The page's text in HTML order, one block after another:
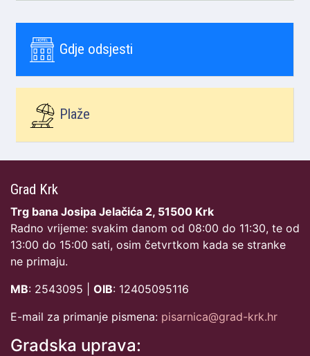
Gdje odsjesti
Plaže
Grad Krk
Trg bana Josipa Jelačića 2, 51500 Krk
Radno vrijeme: svakim danom od 08:00 do 11:30, te od
13:00 do 15:00 sati, osim četvrtkom kada se stranke
ne primaju.
MB: 2543095 | OIB: 12405095116
E-mail za primanje pismena: pisarnica@grad-krk.hr
Gradska uprava: